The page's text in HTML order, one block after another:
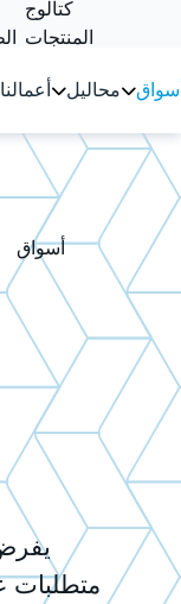
كتالوج
المنتجات
أعمالنا محاليل
أسواق
متطلبات